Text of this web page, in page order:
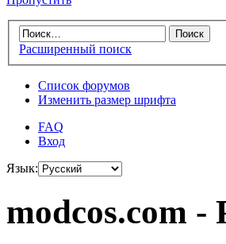
Расширенный поиск
Список форумов
Изменить размер шрифта
FAQ
Вход
Язык:
modcos.com -